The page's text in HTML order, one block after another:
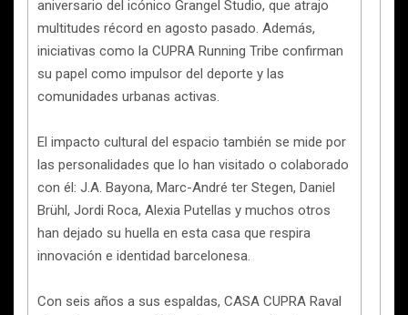
aniversario del icónico Grangel Studio, que atrajo
multitudes récord en agosto pasado. Además,
iniciativas como la CUPRA Running Tribe confirman
su papel como impulsor del deporte y las
comunidades urbanas activas.
El impacto cultural del espacio también se mide por
las personalidades que lo han visitado o colaborado
con él: J.A. Bayona, Marc-André ter Stegen, Daniel
Brühl, Jordi Roca, Alexia Putellas y muchos otros
han dejado su huella en esta casa que respira
innovación e identidad barcelonesa.
Con seis años a sus espaldas, CASA CUPRA Raval